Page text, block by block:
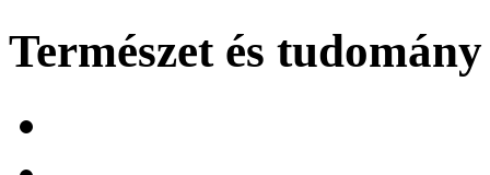
Természet és